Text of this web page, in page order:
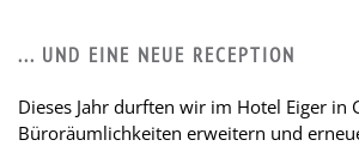
... UND EINE NEUE RECEPTION
Dieses Jahr durften wir im Hotel Eiger in
Büroräumlichkeiten erweitern und